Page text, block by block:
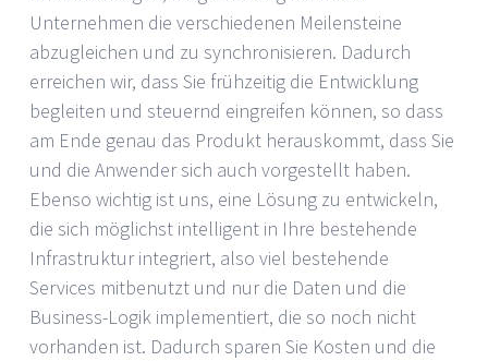
Unternehmen die verschiedenen Meilensteine
abzugleichen und zu synchronisieren. Dadurch
erreichen wir, dass Sie frühzeitig die Entwicklung
begleiten und steuernd eingreifen können, so dass
am Ende genau das Produkt herauskommt, dass Sie
und die Anwender sich auch vorgestellt haben.
Ebenso wichtig ist uns, eine Lösung zu entwickeln,
die sich möglichst intelligent in Ihre bestehende
Infrastruktur integriert, also viel bestehende
Services mitbenutzt und nur die Daten und die
Business-Logik implementiert, die so noch nicht
vorhanden ist. Dadurch sparen Sie Kosten und die